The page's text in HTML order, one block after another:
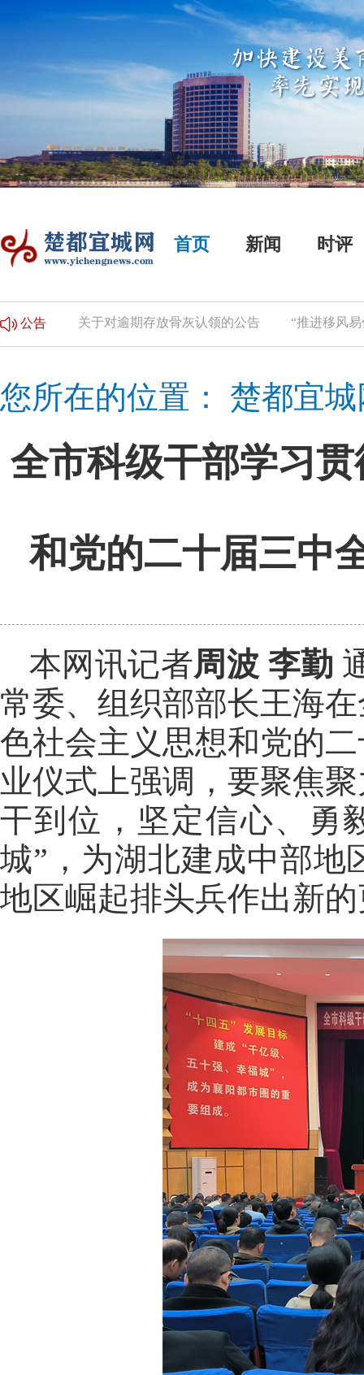
首页 新闻 时评
公告
事 关于对逾期存放骨灰认领的公告 “推进移风易俗
您所在的位置： 楚都宜城
全市科级干部学习
和党的二十届三中
本网讯记者周波 李勤
常委、组织部部长王海
色社会主义思想和党的
业仪式上强调，要聚焦
干到位，坚定信心、勇
城”，为湖北建成中部地
地区崛起排头兵作出新